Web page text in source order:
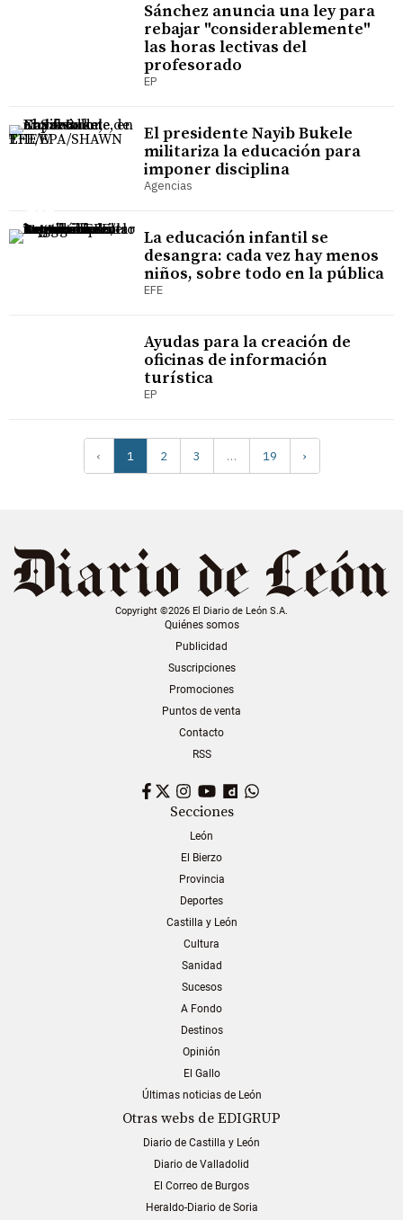
Sánchez anuncia una ley para
rebajar "considerablemente"
las horas lectivas del
profesorado
EP
El presidente Nayib Bukele
militariza la educación para
imponer disciplina
Agencias
La educación infantil se
desangra: cada vez hay menos
niños, sobre todo en la pública
EFE
Ayudas para la creación de
oficinas de información
turística
EP
‹ 1 2 3 … 19 ›
Copyright ©2026 El Diario de León S.A.
Quiénes somos
Publicidad
Suscripciones
Promociones
Puntos de venta
Contacto
RSS
Facebook
TwitterInstagram
YouTubeDailymotion
Secciones
León
El Bierzo
Provincia
Deportes
Castilla y León
Cultura
Sanidad
Sucesos
A Fondo
Destinos
Opinión
El Gallo
Últimas noticias de León
Otras webs de EDIGRUP
Diario de Castilla y León
Diario de Valladolid
El Correo de Burgos
Heraldo-Diario de Soria